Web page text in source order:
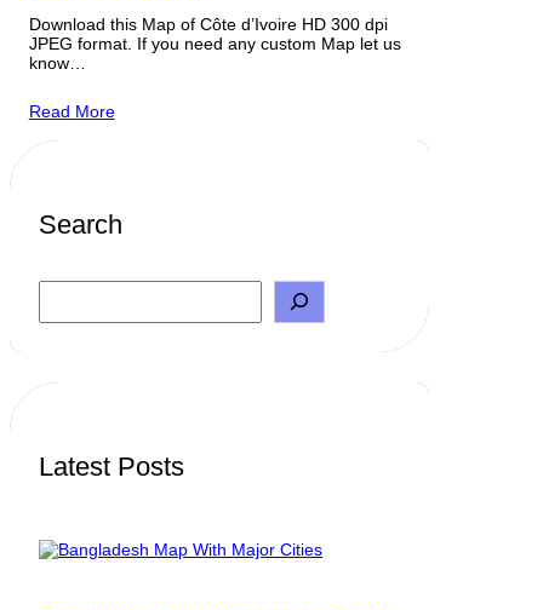
Download this Map of Côte d’Ivoire HD 300 dpi
JPEG format. If you need any custom Map let us
know…
Read More
Search
S
a
h
Latest Posts